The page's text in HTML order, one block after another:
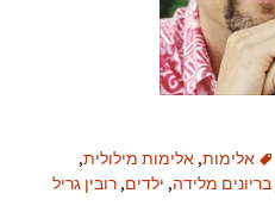
אלימות, אלימות מילולית,
בריונים מלידה, ילדים, רובין גריל